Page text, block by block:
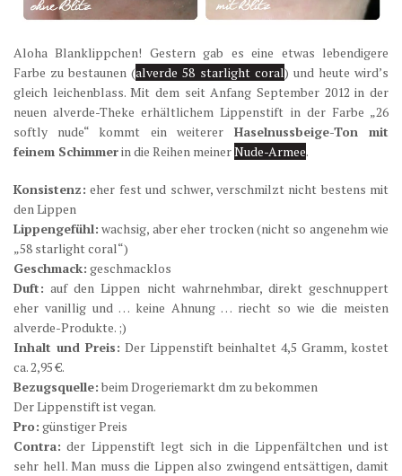
Aloha Blanklippchen! Gestern gab es eine etwas lebendigere
Farbe zu bestaunen (alverde 58 starlight coral) und heute wird’s
gleich leichenblass. Mit dem seit Anfang September 2012 in der
neuen alverde-Theke erhältlichem Lippenstift in der Farbe „26
softly nude“ kommt ein weitererHaselnussbeige-Ton mit
feinem Schimmerin die Reihen meinerNude-Armee.
Konsistenz: eher fest und schwer, verschmilzt nicht bestens mit
den Lippen
Lippengefühl: wachsig, aber eher trocken (nicht so angenehm wie
„58 starlight coral“)
Geschmack: geschmacklos
Duft: auf den Lippen nicht wahrnehmbar, direkt geschnuppert
eher vanillig und … keine Ahnung … riecht so wie die meisten
alverde-Produkte. ;)
Inhalt und Preis: Der Lippenstift beinhaltet 4,5 Gramm, kostet
ca. 2,95 €.
Bezugsquelle: beim Drogeriemarkt dm zu bekommen
Der Lippenstift ist vegan.
Pro: günstiger Preis
Contra: der Lippenstift legt sich in die Lippenfältchen und ist
sehr hell. Man muss die Lippen also zwingend entsättigen, damit